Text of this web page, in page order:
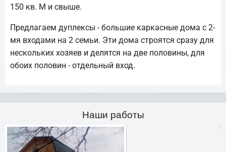
150 кв. М и свыше.
Предлагаем дуплексы - большие каркасные дома с 2-
мя входами на 2 семьи. Эти дома строятся сразу для
нескольких хозяев и делятся на две половины, для
обоих половин - отдельный вход.
Наши работы